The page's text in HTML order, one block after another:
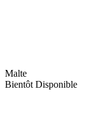
Malte
Bientôt Disponible